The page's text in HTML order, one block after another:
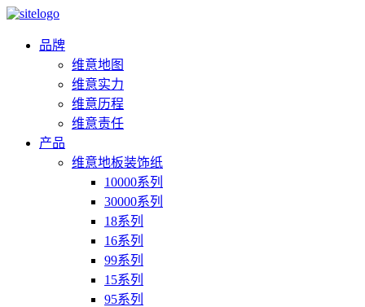
品牌
维意地图
维意实力
维意历程
维意责任
产品
维意地板装饰纸
10000系列
30000系列
18系列
16系列
99系列
15系列
95系列